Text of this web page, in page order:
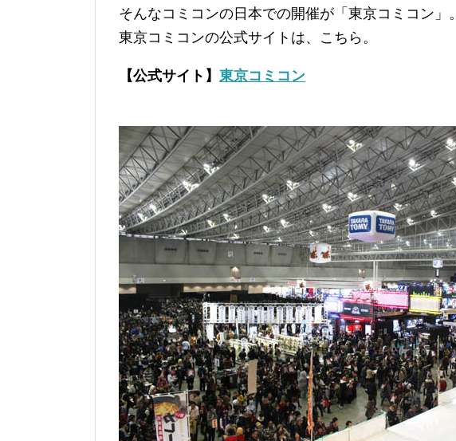
そんなコミコンの日本での開催が「東京コミコン」。
東京コミコンの公式サイトは、こちら。
【公式サイト】 東京コミコン